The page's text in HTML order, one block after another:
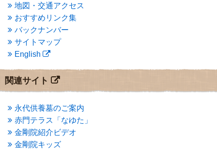
2014年9月(1)
2014年5月 (1)
2014年4月
2014年1月(1)
2013年11月 (4)
2013年10月
2013年8月
(7)
2013年7月
(7)
2013年5月(13)
2013年4月(1)
2013年3月 (4)
2013年2月(6)
2013年1月(6)
地図・交通アクセス
おすすめリンク集
バックナンバー
サイトマップ
English
関連サイト
永代供養墓のご案内
赤門テラス「なゆた」
金剛院紹介ビデオ
金剛院キッズ